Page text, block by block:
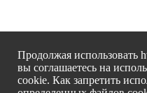
Продолжая использовать
вы соглашаетесь на
cookie. Как запретить